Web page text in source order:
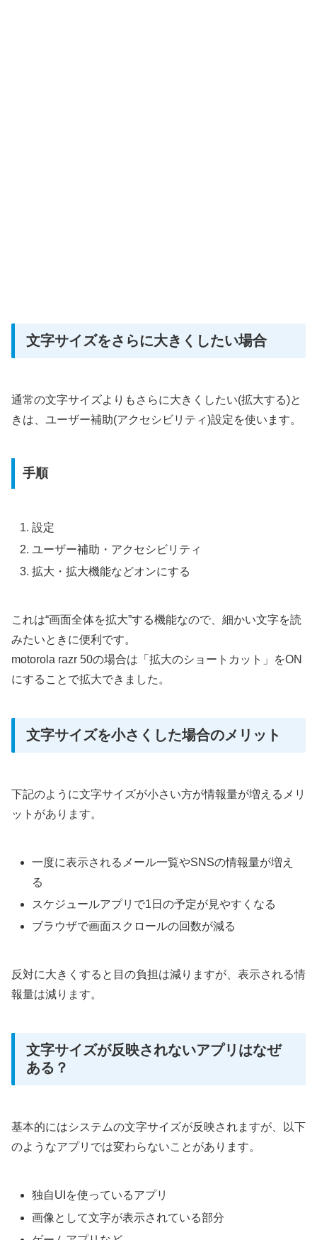
文字サイズをさらに大きくしたい場合
通常の文字サイズよりもさらに大きくしたい(拡大する)と
きは、ユーザー補助(アクセシビリティ)設定を使います。
手順
設定
ユーザー補助・アクセシビリティ
拡大・拡大機能などオンにする
これは“画面全体を拡大”する機能なので、細かい文字を読
みたいときに便利です。
motorola razr 50の場合は「拡大のショートカット」をON
にすることで拡大できました。
文字サイズを小さくした場合のメリット
下記のように文字サイズが小さい方が情報量が増えるメリ
ットがあります。
一度に表示されるメール一覧やSNSの情報量が増え
る
スケジュールアプリで1日の予定が見やすくなる
ブラウザで画面スクロールの回数が減る
反対に大きくすると目の負担は減りますが、表示される情
報量は減ります。
文字サイズが反映されないアプリはなぜ
ある？
基本的にはシステムの文字サイズが反映されますが、以下
のようなアプリでは変わらないことがあります。
独自UIを使っているアプリ
画像として文字が表示されている部分